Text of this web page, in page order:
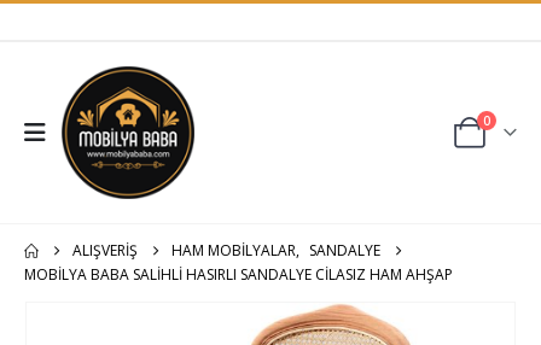
0
ALIŞVERIŞ HAM MOBİLYALAR, SANDALYE
MOBILYA BABA SALIHLI HASIRLI SANDALYE CILASIZ HAM AHŞAP